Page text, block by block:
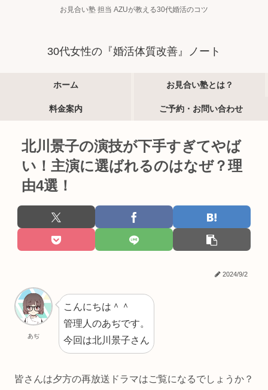
お見合い塾 担当 AZUが教える30代婚活のコツ
30代女性の『婚活体質改善』ノート
ホーム お見合い塾とは？
料金案内 ご予約・お問い合わせ
北川景子の演技が下手すぎてやば
い！主演に選ばれるのはなぜ？理
由4選！
2024/9/2
あぢ
こんにちは＾＾
管理人のあぢです。
今回は北川景子さん
皆さんは夕方の再放送ドラマはご覧になるでしょうか？